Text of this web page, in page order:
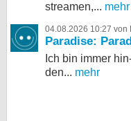
streamen,... mehr
04.08.2026 10:27 von
Paradise:
Ich bin immer
den... mehr